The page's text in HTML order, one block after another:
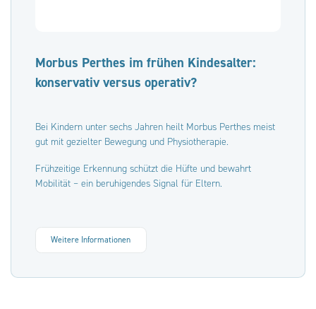
Morbus Perthes im frühen Kindesalter:
konservativ versus operativ?
Bei Kindern unter sechs Jahren heilt Morbus Perthes meist
gut mit gezielter Bewegung und Physiotherapie.
Frühzeitige Erkennung schützt die Hüfte und bewahrt
Mobilität – ein beruhigendes Signal für Eltern.
Weitere Informationen